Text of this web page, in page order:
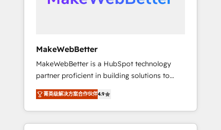
human at global scale. 🏆 HubSpot’s CEO
MakeWebBetter
MakeWebBetter is a HubSpot technology
partner proficient in building solutions to
maximize the operational efficiency of
HubSpot. The fastest-growing tech-enabler &
facilitator, MakeWebBetter, hands you the
blend of HubSpot expertise & eminent
菁英级解决方案合作伙伴4.9